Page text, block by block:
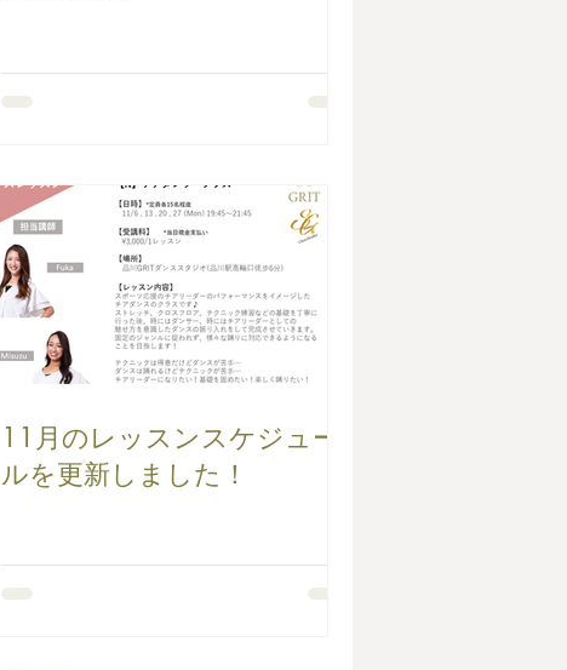
11月のレッスンスケジュー
ルを更新しました！